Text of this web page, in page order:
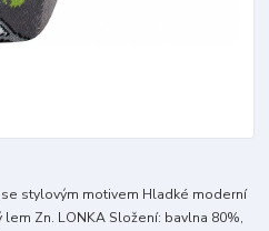
stylovým motivem Hladké moderní
Zn. LONKA Složení: bavlna 80%,